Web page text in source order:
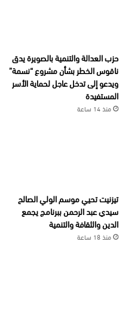
حزب العدالة والتنمية بالصويرة يدق
ناقوس الخطر بشأن مشروع “نسمة”
ويدعو إلى تدخل عاجل لحماية الأسر
المستفيدة
منذ 14 ساعة
تيزنيت تحيي موسم الولي الصالح
سيدي عبد الرحمن ببرنامج يجمع
الدين والثقافة والتنمية
منذ 18 ساعة